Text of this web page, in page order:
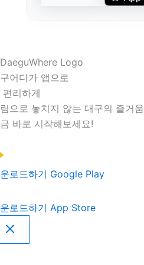
어디가 앱으로
편리하게
으로 놓치지 않는 대구의 즐거움
바로 시작해보세요!
로드하기 Google Play
로드하기 App Store